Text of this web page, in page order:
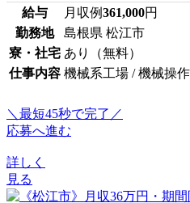
給与 月収例361,000円
勤務地
島根県 松江市
寮・社宅 あり（無料）
仕事内容 機械系工場 / 機械操
＼最短45秒で完了／
応募へ進む
詳しく
見る